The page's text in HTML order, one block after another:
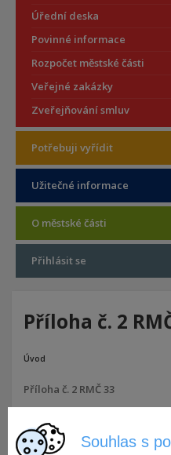
Souhlas s
Úřední deska
Povinné informace
Rozpočet městské části
Veřejné zakázky
Zveřejňování smluv
Potřebuji vyřídit
Užitečné informace
O městské části
Přihlásit se
Příloha č. 2
Úvod
Příloha č. 2 RMČ 33
15.2.2016